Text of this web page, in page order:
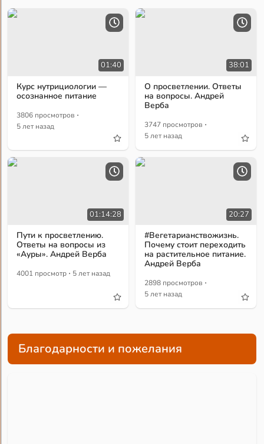
01:40
Курс нутрициологии —
осознанное питание
3806 просмотров ·
5 лет назад
38:01
О просветлении. Ответы
на вопросы. Андрей
Верба
3747 просмотров ·
5 лет назад
01:14:28
Пути к просветлению.
Ответы на вопросы из
«Ауры». Андрей Верба
4001 просмотр · 5 лет назад
20:27
#Вегетарианствожизнь.
Почему стоит переходить
на растительное питание.
Андрей Верба
2898 просмотров ·
5 лет назад
Благодарности и пожелания